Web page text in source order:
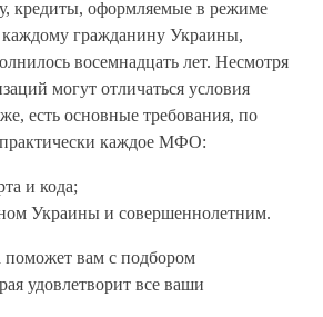
кредиты, оформляемые в режиме
гражданину Украины,
восемнадцать лет. Несмотря
могут отличаться условия
есть основные требования, по
практически каждое МФО:
и кода;
Украины и совершеннолетним.
поможет вам с подбором
удовлетворит все ваши